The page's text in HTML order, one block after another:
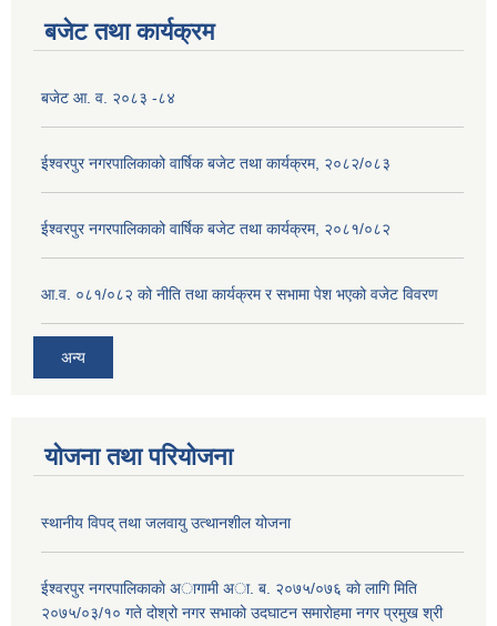
बजेट तथा कार्यक्रम
बजेट आ. व. २०८३ -८४
ईश्वरपुर नगरपालिकाको वार्षिक बजेट तथा कार्यक्रम, २०८२/०८३
ईश्वरपुर नगरपालिकाको वार्षिक बजेट तथा कार्यक्रम, २०८१/०८२
आ.व. ०८१/०८२ को नीति तथा कार्यक्रम र सभामा पेश भएको वजेट विवरण
अन्य
योजना तथा परियोजना
स्थानीय विपद् तथा जलवायु उत्थानशील योजना
ईश्वरपुर नगरपालिकाकाे अागामी अा. ब. २०७५/०७६ काे लागि मिति
२०७५/०३/१० गते दोश्रो नगर सभाको उदघाटन समाराेहमा नगर प्रमुख श्री